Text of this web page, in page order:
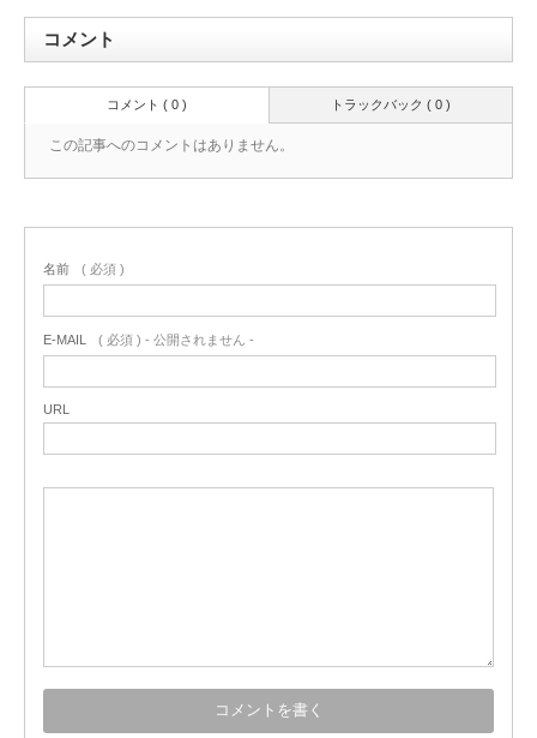
コメント
トラックバック ( 0 )
コメント ( 0 )
この記事へのコメントはありません。
名前 ( 必須 )
E-MAIL ( 必須 ) - 公開されません -
URL